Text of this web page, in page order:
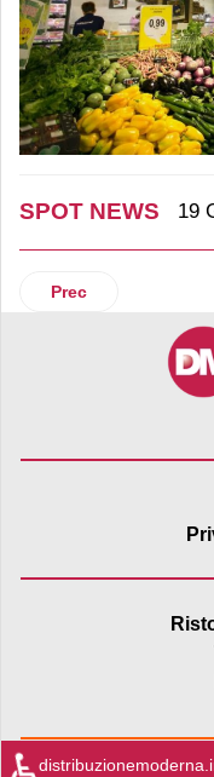
SPOT NEWS 19
Articolo
Prec